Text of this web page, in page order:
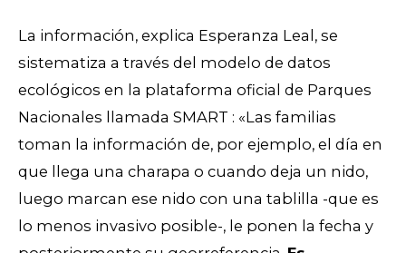
La información, explica Esperanza Leal, se
sistematiza a través del modelo de datos
ecológicos en la plataforma oficial de Parques
Nacionales llamada SMART : «Las familias
toman la información de, por ejemplo, el día en
que llega una charapa o cuando deja un nido,
luego marcan ese nido con una tablilla -que es
lo menos invasivo posible-, le ponen la fecha y